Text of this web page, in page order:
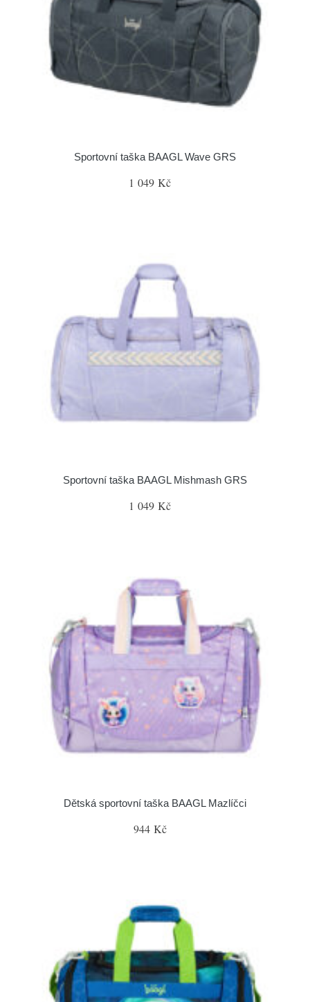
Sportovní taška BAAGL Wave GRS
1 049 Kč
Sportovní taška BAAGL Mishmash GRS
1 049 Kč
Dětská sportovní taška BAAGL Mazlíčci
944 Kč